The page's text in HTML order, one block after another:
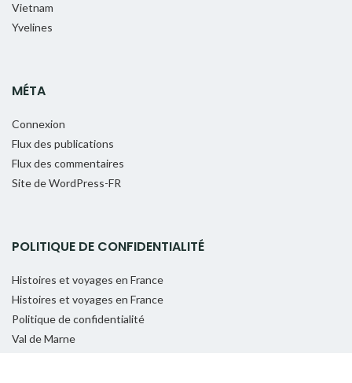
Vietnam
Yvelines
MÉTA
Connexion
Flux des publications
Flux des commentaires
Site de WordPress-FR
POLITIQUE DE CONFIDENTIALITÉ
Histoires et voyages en France
Histoires et voyages en France
Politique de confidentialité
Val de Marne